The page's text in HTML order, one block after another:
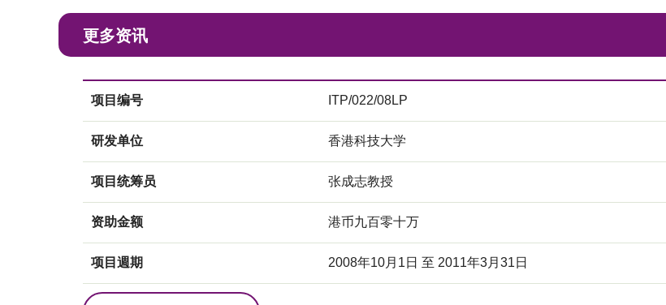
更多资讯
项目编号 ITP/022/08LP
研发单位 香港科技大学
项目统筹员 张成志教授
资助金额 港币九百零十万
项目週期 2008年10月1日 至 2011年3月31日